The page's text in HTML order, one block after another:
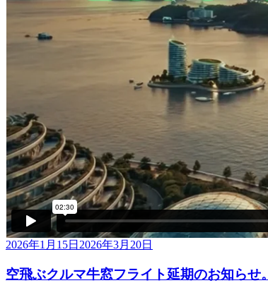
投
日:
2026年1月15日 2026年3月20日
空飛ぶクルマ牛窓フライト延期のお知らせ。